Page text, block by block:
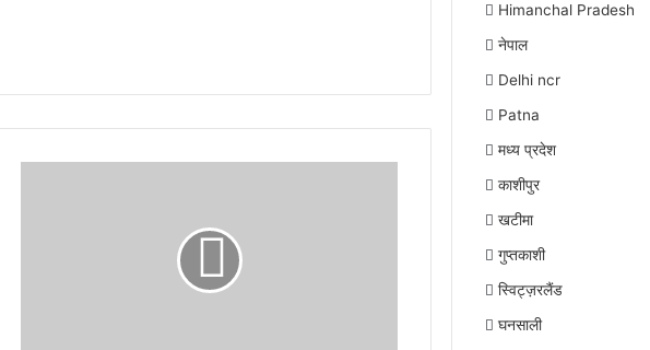
Himanchal Pradesh
नेपाल
Delhi ncr
Patna
मध्य प्रदेश
काशीपुर
खटीमा
गुप्तकाशी
स्विट्ज़रलैंड
घनसाली